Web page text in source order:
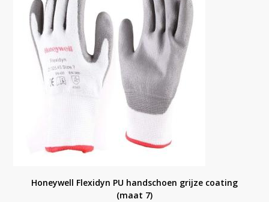
Honeywell Flexidyn PU handschoen grijze coating
(maat 7)